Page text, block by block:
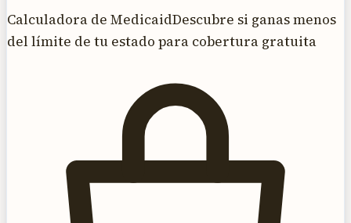
Calculadora de MedicaidDescubre si ganas menos
del límite de tu estado para cobertura gratuita